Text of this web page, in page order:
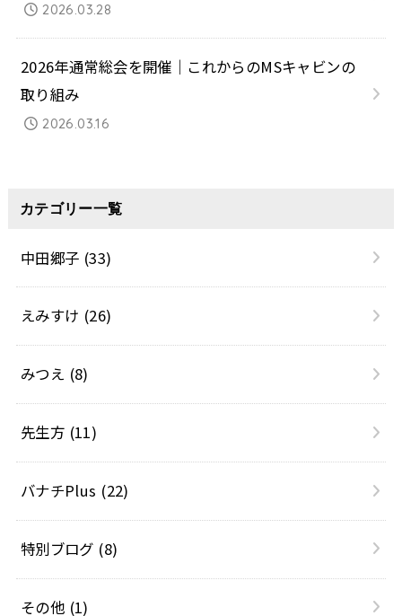
2026.03.28
2026年通常総会を開催｜これからのMSキャビンの
取り組み
2026.03.16
カテゴリー一覧
中田郷子 (33)
えみすけ (26)
みつえ (8)
先生方 (11)
バナチPlus (22)
特別ブログ (8)
その他 (1)